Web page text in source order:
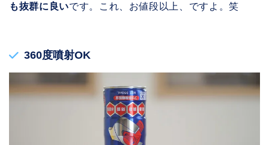
も抜群に良いです。これ、お値段以上、ですよ。笑
360度噴射OK